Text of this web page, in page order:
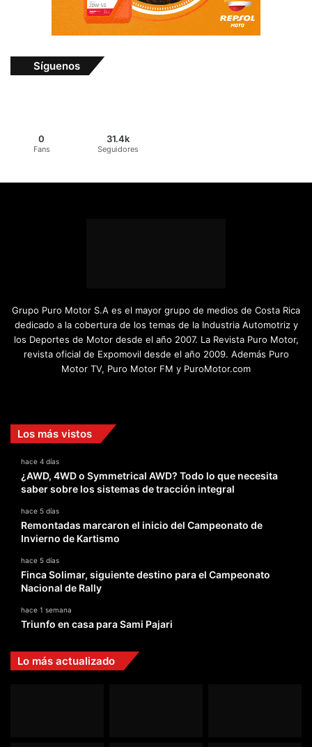
Síguenos
0
Fans
31.4k
Seguidores
Grupo Puro Motor S.A es el mayor grupo de medios de Costa Rica
dedicado a la cobertura de los temas de la Industria Automotriz y
los Deportes de Motor desde el año 2007. La Revista Puro Motor,
revista oficial de Expomovil desde el año 2009. Además Puro
Motor TV, Puro Motor FM y PuroMotor.com
Los más vistos
hace 4 días
¿AWD, 4WD o Symmetrical AWD? Todo lo que necesita
saber sobre los sistemas de tracción integral
hace 5 días
Remontadas marcaron el inicio del Campeonato de
Invierno de Kartismo
hace 5 días
Finca Solimar, siguiente destino para el Campeonato
Nacional de Rally
hace 1 semana
Triunfo en casa para Sami Pajari
Lo más actualizado